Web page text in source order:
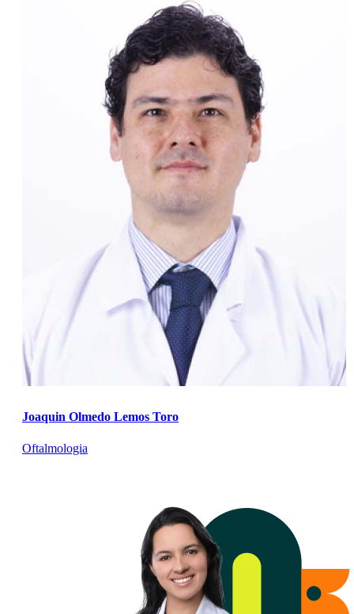
Joaquin Olmedo Lemos Toro
Oftalmologia